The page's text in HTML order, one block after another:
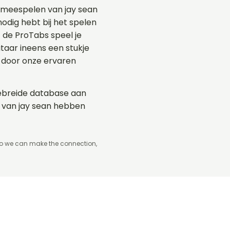
van jay sean
hebt bij het spelen
ProTabs speel je
ineens een stukje
onze ervaren
database aan
jay sean hebben
we can make the connection,